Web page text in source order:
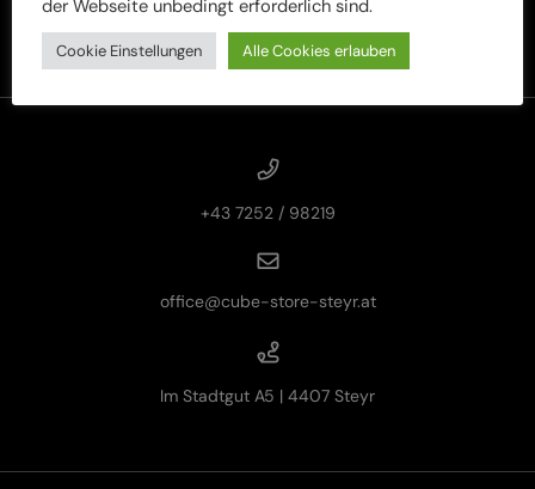
+43 7252 / 98219
office@cube-store-steyr.at
Im Stadtgut A5 | 4407 Steyr
der Webseite unbedingt erforderlich sind.
Cookie Einstellungen Alle Cookies erlauben